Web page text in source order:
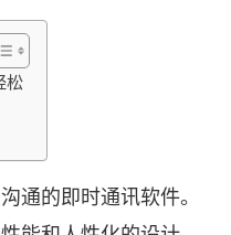
松
通的即时通讯软件。